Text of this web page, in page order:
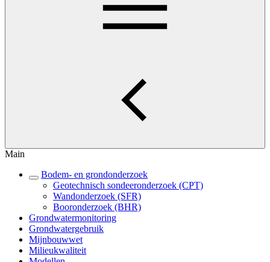
Main
Bodem- en grondonderzoek
Geotechnisch sondeeronderzoek (CPT)
Wandonderzoek (SFR)
Booronderzoek (BHR)
Grondwatermonitoring
Grondwatergebruik
Mijnbouwwet
Milieukwaliteit